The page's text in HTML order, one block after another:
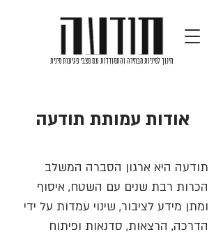
חינוך למיניות מבחירה והתמודדות עם מצבי פגיעות מינית
אודות עמותת תודעה
תודעה היא ארגון הסברה המשלב
הכרות רבת שנים עם השטח, איסוף
ומתן מידע לציבור, שינוי עמדות על ידי
הדרכה, הרצאות, סדנאות ופיתוח